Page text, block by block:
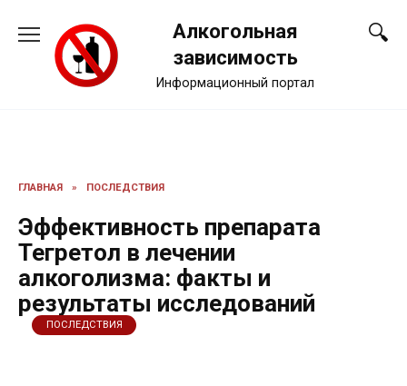
содержанию
Алкогольная
зависимость
Информационный портал
ГЛАВНАЯ » ПОСЛЕДСТВИЯ
Эффективность препарата
Тегретол в лечении
алкоголизма: факты и
результаты исследований
ПОСЛЕДСТВИЯ